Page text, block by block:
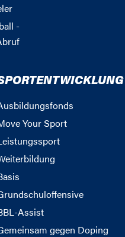
-
Your Sport
Assist
gegen Doping